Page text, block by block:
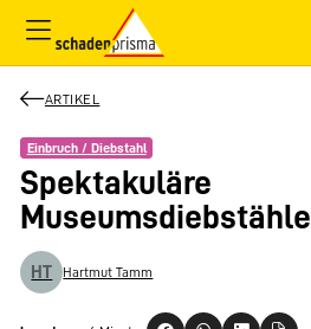
ARTIKEL
Einbruch / Diebstahl
Spektakuläre
Museumsdiebstähle
HT Hartmut Tamm